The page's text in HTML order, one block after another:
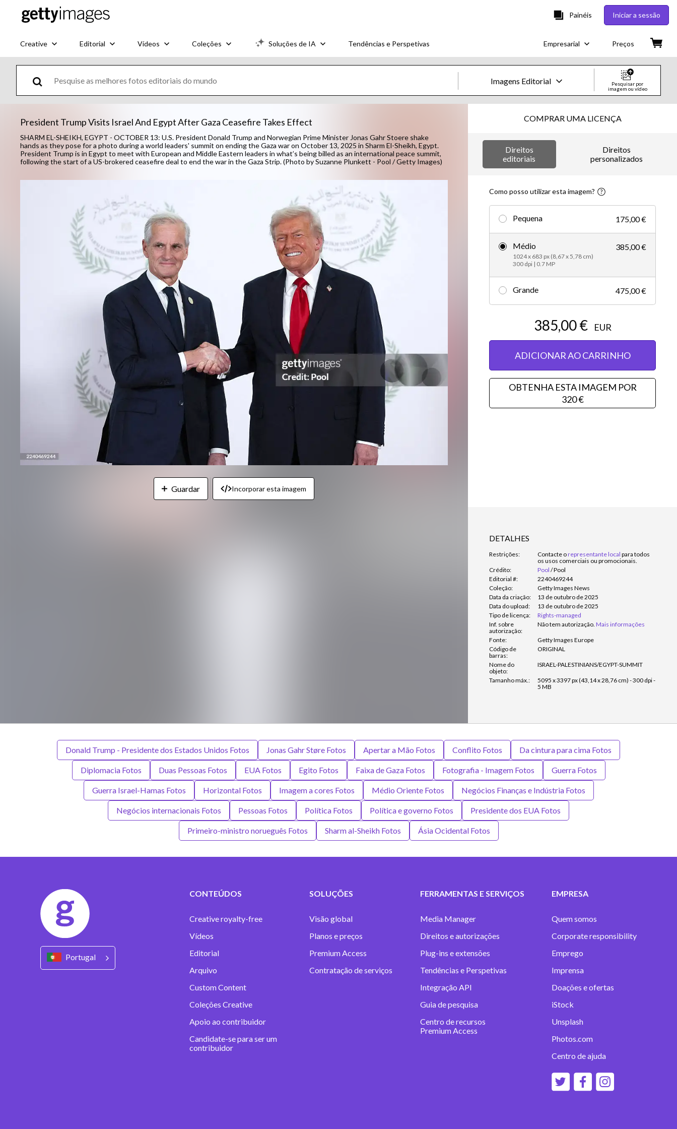
Painéis Iniciar a sessão
Creative Editorial Vídeos Coleções Soluções de IA Tendências e Perspetivas Empresarial Preços
Imagens Editorial
Imagens
Creative
Vídeos
Creative
Pesquisar por
imagem ou vídeo
President Trump Visits Israel And Egypt After Gaza Ceasefire Takes Effect
SHARM EL-SHEIKH, EGYPT - OCTOBER 13: U.S. President Donald Trump and Norwegian Prime Minister Jonas Gahr Stoere shake
hands as they pose for a photo during a world leaders' summit on ending the Gaza war on October 13, 2025 in Sharm El-Sheikh, Egypt.
President Trump is in Egypt to meet with European and Middle Eastern leaders in what’s being billed as an international peace summit,
following the start of a US-brokered ceasefire deal to end the war in the Gaza Strip. (Photo by Suzanne Plunkett - Pool / Getty Images)
Guardar Incorporar esta imagem
COMPRAR UMA LICENÇA
Direitos
editoriais
Direitos
personalizados
Como posso utilizar esta imagem?
Pequena 175,00 €
Médio
1024 x 683 px (8,67 x 5,78 cm)
300 dpi | 0.7 MP
385,00 €
Grande 475,00 €
385,00 € EUR
ADICIONAR AO CARRINHO
OBTENHA ESTA IMAGEM POR
320 €
DETALHES
Restrições: Contacte orepresentante local para todos
os usos comerciais ou promocionais.
Crédito:
Pool /Pool
Editorial #:
2240469244
Coleção:
Getty Images News
Data da criação:
13 de outubro de 2025
Data do upload:
13 de outubro de 2025
Tipo de licença:
Rights-managed
Inf. sobre
autorização:
Não tem autorização. Mais informações
Fonte:
Getty Images Europe
Código de
barras:
ORIGINAL
Nome do
objeto:
ISRAEL-PALESTINIANS/EGYPT-SUMMIT
Tamanho máx.:
5095 x 3397 px (43,14 x 28,76 cm) - 300 dpi -
5 MB
Donald Trump - Presidente dos Estados Unidos Fotos Jonas Gahr Støre Fotos Apertar a Mão Fotos Conflito Fotos Da cintura para cima Fotos
Diplomacia Fotos Duas Pessoas Fotos EUA Fotos Egito Fotos Faixa de Gaza Fotos Fotografia - Imagem Fotos Guerra Fotos
Guerra Israel-Hamas Fotos Horizontal Fotos Imagem a cores Fotos Médio Oriente Fotos Negócios Finanças e Indústria Fotos
Negócios internacionais Fotos Pessoas Fotos Política Fotos Política e governo Fotos Presidente dos EUA Fotos
Primeiro-ministro norueguês Fotos Sharm al-Sheikh Fotos Ásia Ocidental Fotos
Portugal
CONTEÚDOS
Creative royalty-free
Vídeos
Editorial
Arquivo
Custom Content
Coleções Creative
Apoio ao contribuidor
Candidate-se para ser um
contribuidor
SOLUÇÕES
Visão global
Planos e preços
Premium Access
Contratação de serviços
FERRAMENTAS E SERVIÇOS
Media Manager
Direitos e autorizações
Plug-ins e extensões
Tendências e Perspetivas
Integração API
Guia de pesquisa
Centro de recursos
Premium Access
EMPRESA
Quem somos
Corporate responsibility
Emprego
Imprensa
Doações e ofertas
iStock
Unsplash
Photos.com
Centro de ajuda